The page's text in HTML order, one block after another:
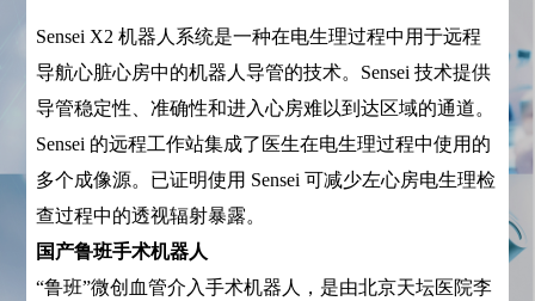
Sensei X2 机器人系统是一种在电生理过程中用于远程
导航心脏心房中的机器人导管的技术。Sensei 技术提供
导管稳定性、准确性和进入心房难以到达区域的通道。
Sensei 的远程工作站集成了医生在电生理过程中使用的
多个成像源。已证明使用 Sensei 可减少左心房电生理检
查过程中的透视辐射暴露。
国产鲁班手术机器人
“鲁班”微创血管介入手术机器人，是由北京天坛医院李